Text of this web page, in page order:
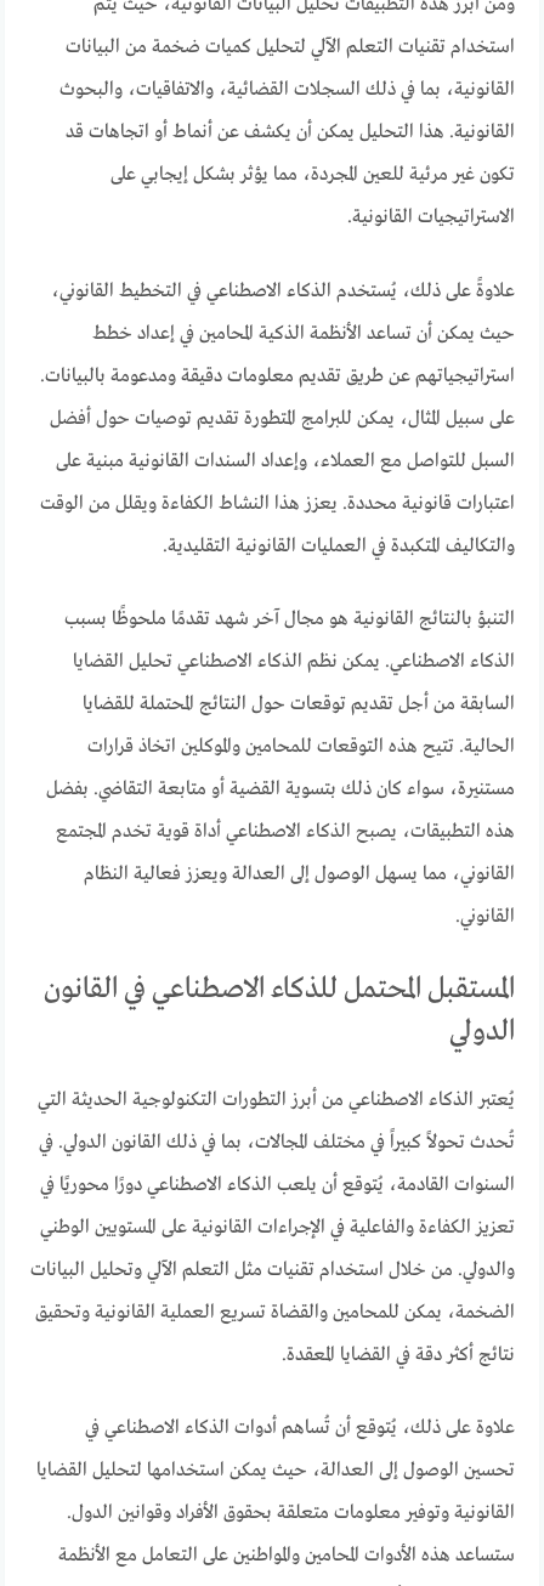
ومن أبرز هذه التطبيقات تحليل البيانات القانونية، حيث يتم
استخدام تقنيات التعلم الآلي لتحليل كميات ضخمة من البيانات
القانونية، بما في ذلك السجلات القضائية، والاتفاقيات، والبحوث
القانونية. هذا التحليل يمكن أن يكشف عن أنماط أو اتجاهات قد
تكون غير مرئية للعين المجردة، مما يؤثر بشكل إيجابي على
الاستراتيجيات القانونية.
علاوةً على ذلك، يُستخدم الذكاء الاصطناعي في التخطيط القانوني،
حيث يمكن أن تساعد الأنظمة الذكية المحامين في إعداد خطط
استراتيجياتهم عن طريق تقديم معلومات دقيقة ومدعومة بالبيانات.
على سبيل المثال، يمكن للبرامج المتطورة تقديم توصيات حول أفضل
السبل للتواصل مع العملاء، وإعداد السندات القانونية مبنية على
اعتبارات قانونية محددة. يعزز هذا النشاط الكفاءة ويقلل من الوقت
والتكاليف المتكبدة في العمليات القانونية التقليدية.
التنبؤ بالنتائج القانونية هو مجال آخر شهد تقدمًا ملحوظًا بسبب
الذكاء الاصطناعي. يمكن نظم الذكاء الاصطناعي تحليل القضايا
السابقة من أجل تقديم توقعات حول النتائج المحتملة للقضايا
الحالية. تتيح هذه التوقعات للمحامين والموكلين اتخاذ قرارات
مستنيرة، سواء كان ذلك بتسوية القضية أو متابعة التقاضي. بفضل
هذه التطبيقات، يصبح الذكاء الاصطناعي أداة قوية تخدم المجتمع
القانوني، مما يسهل الوصول إلى العدالة ويعزز فعالية النظام
القانوني.
المستقبل المحتمل للذكاء الاصطناعي في القانون
الدولي
يُعتبر الذكاء الاصطناعي من أبرز التطورات التكنولوجية الحديثة التي
تُحدث تحولاً كبيراً في مختلف المجالات، بما في ذلك القانون الدولي. في
السنوات القادمة، يُتوقع أن يلعب الذكاء الاصطناعي دورًا محوريًا في
تعزيز الكفاءة والفاعلية في الإجراءات القانونية على المستويين الوطني
والدولي. من خلال استخدام تقنيات مثل التعلم الآلي وتحليل البيانات
الضخمة، يمكن للمحامين والقضاة تسريع العملية القانونية وتحقيق
نتائج أكثر دقة في القضايا المعقدة.
علاوة على ذلك، يُتوقع أن تُساهم أدوات الذكاء الاصطناعي في
تحسين الوصول إلى العدالة، حيث يمكن استخدامها لتحليل القضايا
القانونية وتوفير معلومات متعلقة بحقوق الأفراد وقوانين الدول.
ستساعد هذه الأدوات المحامين والمواطنين على التعامل مع الأنظمة